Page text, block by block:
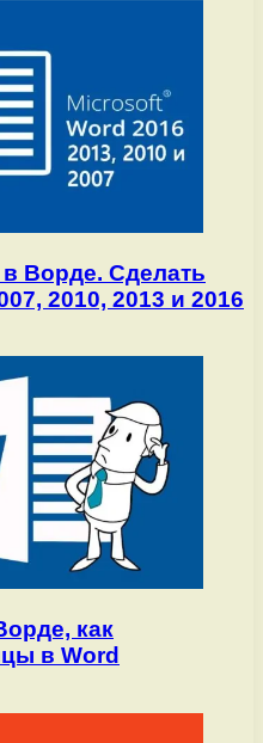
в Ворде. Сделать
2010, 2013 и 2016
как
в Word